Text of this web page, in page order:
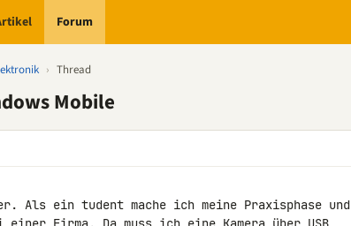
Forum
› Thread
Mobile
Als ein tudent mache ich meine Praxisphase und